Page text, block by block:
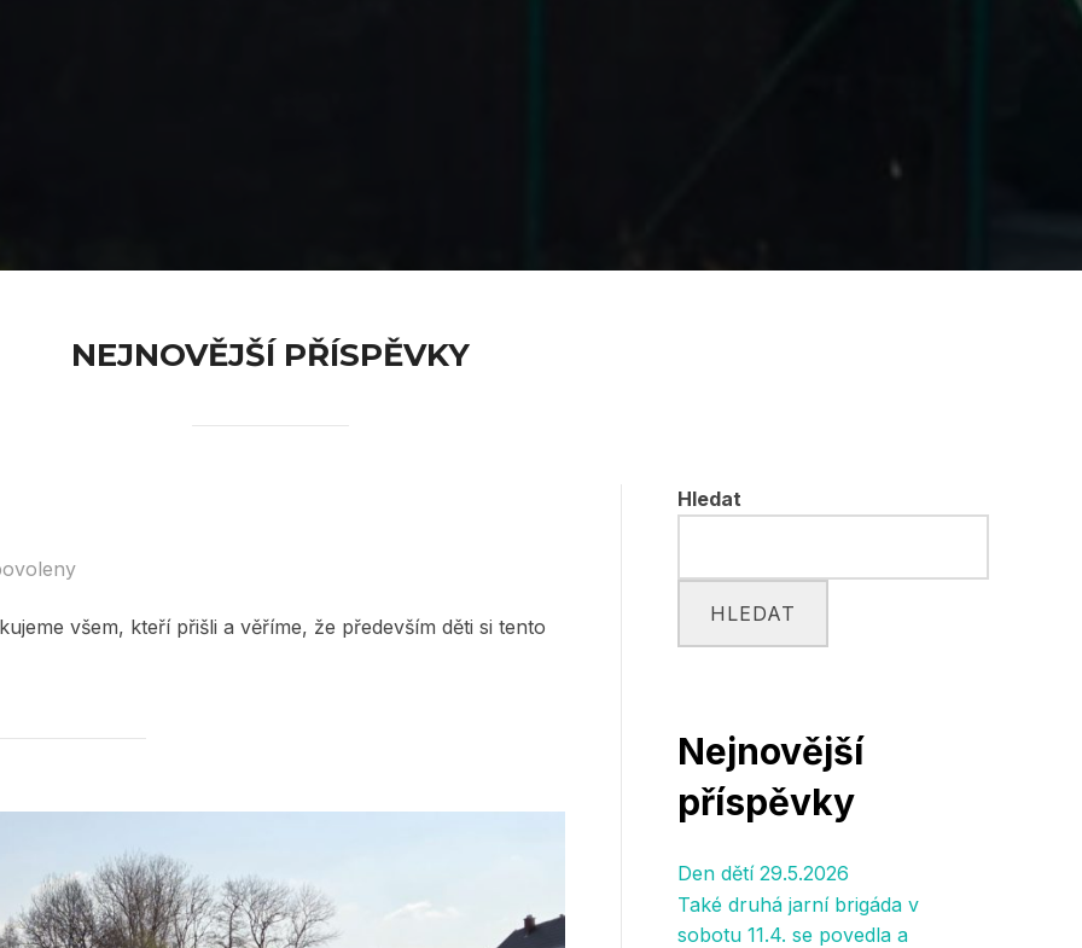
NEJNOVĚJŠÍ PŘÍSPĚVKY
všem, kteří přišli a věříme, že především děti si tento
Hledat
HLEDAT
Nejnovější
příspěvky
Den dětí 29.5.2026
Také druhá jarní brigáda v
sobotu 11.4. se povedla a